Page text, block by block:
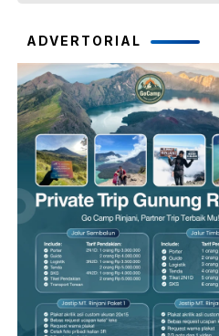
dan Kapolres Lombok
ADVERTORIAL